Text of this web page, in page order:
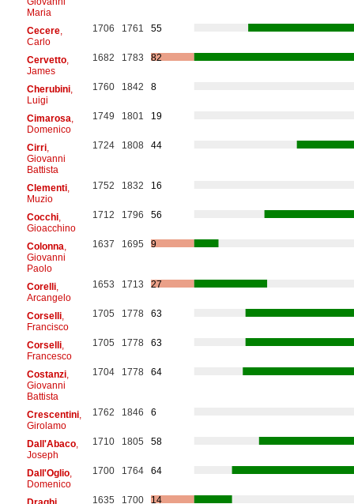
Maria
Cecere,
Carlo
1706 1761 55
Cervetto,
James
1682 1783 82
Cherubini,
Luigi
1760 1842 8
Cimarosa
Domenico
1749 1801 19
Cirri,
Giovanni
Battista
1724 1808 44
Clementi,
Muzio
1752 1832 16
Cocchi,
Gioacchino
1712 1796 56
Colonna
Giovanni
Paolo
1637 1695 9
Corelli,
Arcangelo
1653 1713 27
Corselli,
Francisco
1705 1778 63
Corselli,
Francesco
1705 1778 63
Costanzi,
Giovanni
Battista
1704 1778 64
Crescentini,
Girolamo
1762 1846 6
Dall'Abaco,
Joseph
1710 1805 58
Dall'Oglio,
Domenico
1700 1764 64
1635 1700 14